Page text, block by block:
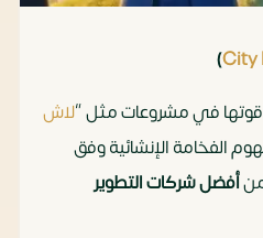
City
)
قوتها في مشروعات مثل “لاش
الفخامة الإنشائية وفق
أفضل شركات التطوير